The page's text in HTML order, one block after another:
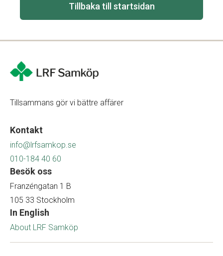
Tillbaka till startsidan
Tillsammans gör vi bättre affärer
Kontakt
info@lrfsamkop.se
010-184 40 60
Besök oss
Franzéngatan 1 B
105 33 Stockholm
In English
About LRF Samköp